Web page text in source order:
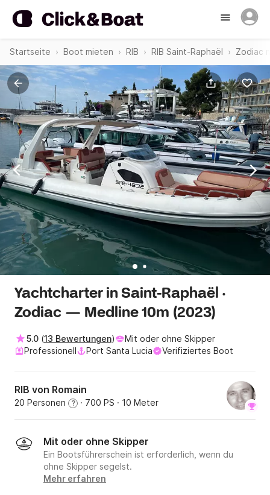
Startseite Boot mieten RIB RIB Saint-Raphaël Zodiac
Yachtcharter in Saint-Raphaël ·
Zodiac — Medline 10m (2023)
5.0 (13 Bewertungen)
Mit oder ohne Skipper
Professionell
Port Santa Lucia Verifiziertes Boot
RIB von Romain
20 Personen ? · 700 PS · 10 Meter
Mit oder ohne Skipper
Ein Bootsführerschein ist erforderlich, wenn du
ohne Skipper segelst.
Mehr erfahren